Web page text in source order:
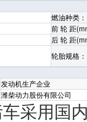
燃油种类：
前 轮 距
后 轮 距
轮胎规格：
发动机生产企业
潍柴动力股份有限公司
采用国